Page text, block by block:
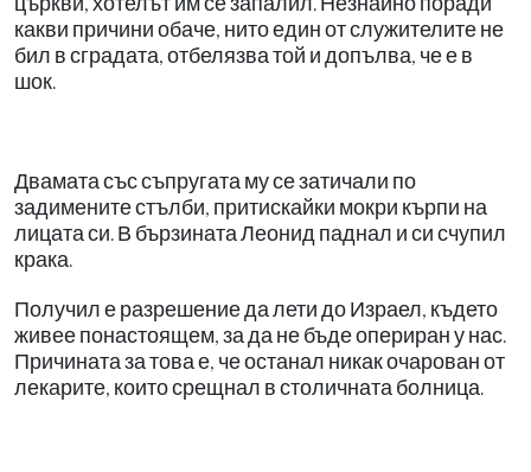
какви причини обаче, нито един от служителите не
бил в сградата, отбелязва той и допълва, че е в
шок.
Двамата със съпругата му се затичали по
задимените стълби, притискайки мокри кърпи на
лицата си. В бързината Леонид паднал и си счупил
крака.
Получил е разрешение да лети до Израел, където
живее понастоящем, за да не бъде опериран у нас.
Причината за това е, че останал никак очарован от
лекарите, които срещнал в столичната болница.